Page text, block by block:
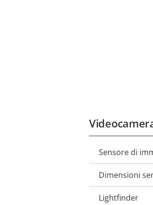
Descrizione
della
proprietà
Sensore di
Dimensioni
Lightfinder